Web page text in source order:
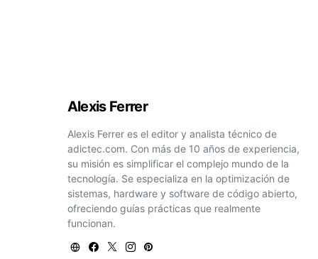
Alexis Ferrer
Alexis Ferrer es el editor y analista técnico de
adictec.com. Con más de 10 años de experiencia,
su misión es simplificar el complejo mundo de la
tecnología. Se especializa en la optimización de
sistemas, hardware y software de código abierto,
ofreciendo guías prácticas que realmente
funcionan.